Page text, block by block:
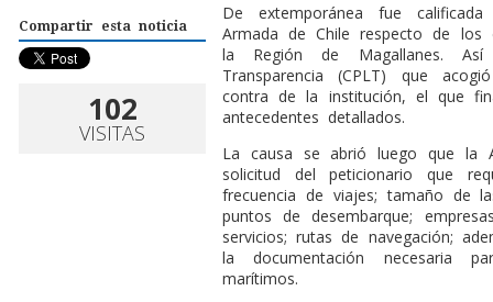
Compartir esta noticia
102
VISITAS
De extemporánea fue
Armada de Chile respecto de los
la Región de Magallanes.
Transparencia (CPLT) que
contra de la institución, el que
antecedentes detallados.
La causa se abrió luego que la
solicitud del peticionario que
frecuencia de viajes; tamaño de
puntos de desembarque;
servicios; rutas de navegación;
la documentación necesaria
marítimos.